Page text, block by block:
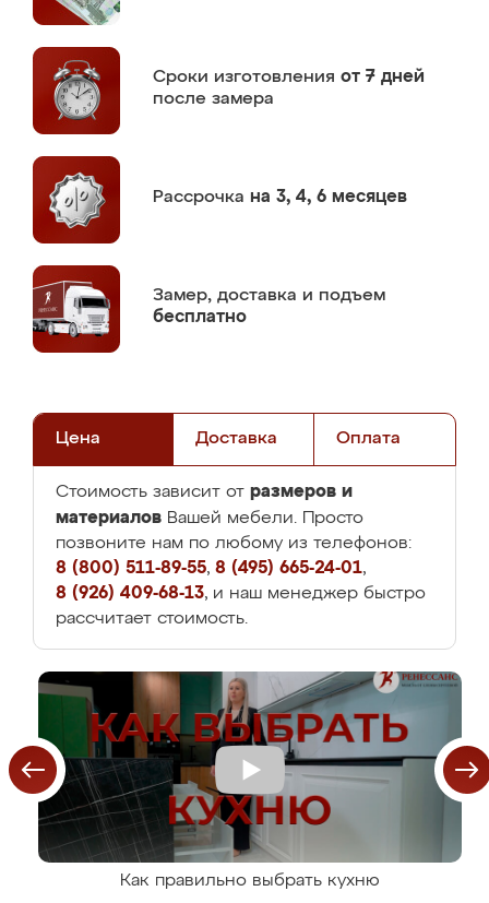
Сроки изготовления от 7 дней
после замера
Рассрочка на 3, 4, 6 месяцев
Замер, доставка и подъем
бесплатно
Цена Доставка Оплата
Стоимость зависит от размеров и
материалов Вашей мебели. Просто
позвоните нам по любому из телефонов:
8 (800) 511-89-55, 8 (495) 665-24-01,
8 (926) 409-68-13, и наш менеджер быстро
рассчитает стоимость.
Как правильно выбрать кухню